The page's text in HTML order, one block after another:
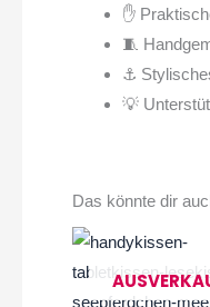
✋
🧵
⚓
💡
Das könnte dir